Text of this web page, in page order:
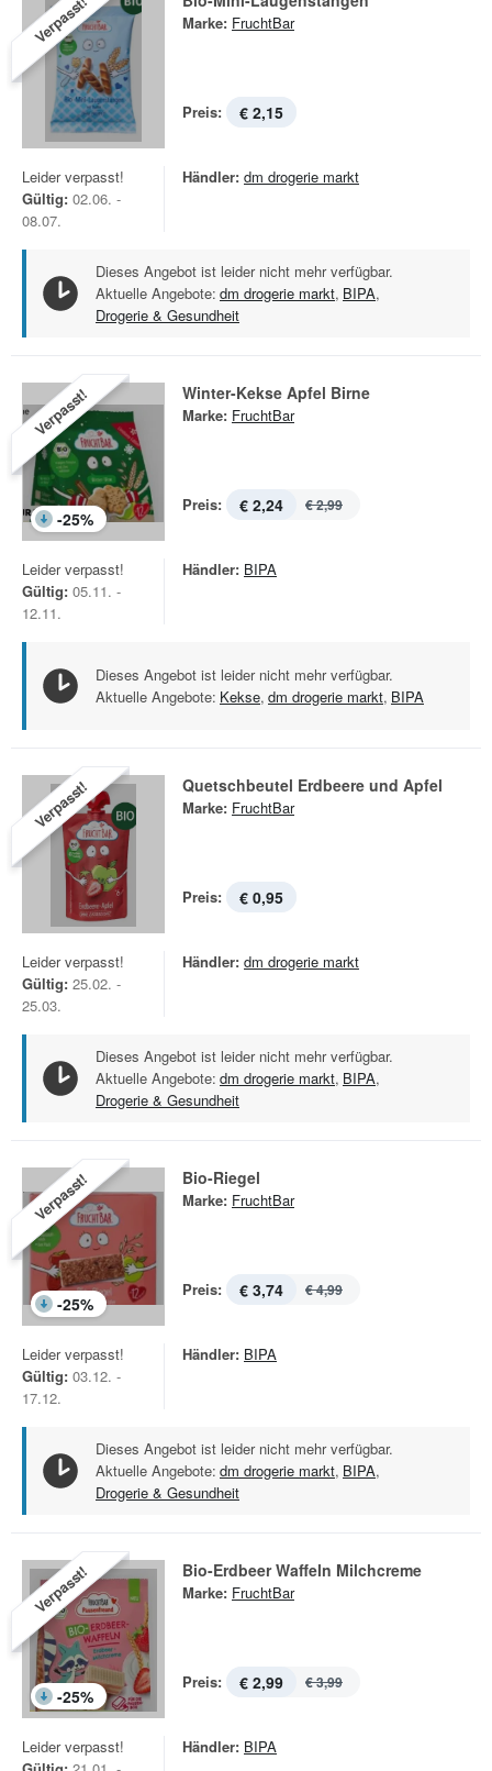
Verpasst! Marke: FruchtBar
Preis: € 2,15
Leider verpasst!
Gültig: 02.06. -
08.07.
Händler: dm drogerie markt
Dieses Angebot ist leider nicht mehr verfügbar.
Aktuelle Angebote: dm drogerie markt, BIPA,
Drogerie & Gesundheit
Verpasst!
-25%
Winter-Kekse Apfel Birne
Marke: FruchtBar
Preis: € 2,24 € 2,99
Leider verpasst!
Gültig: 05.11. -
12.11.
Händler: BIPA
Dieses Angebot ist leider nicht mehr verfügbar.
Aktuelle Angebote: Kekse, dm drogerie markt, BIPA
Verpasst! Quetschbeutel Erdbeere und Apfel
Marke: FruchtBar
Preis: € 0,95
Leider verpasst!
Gültig: 25.02. -
25.03.
Händler: dm drogerie markt
Dieses Angebot ist leider nicht mehr verfügbar.
Aktuelle Angebote: dm drogerie markt, BIPA,
Drogerie & Gesundheit
Verpasst!
-25%
Bio-Riegel
Marke: FruchtBar
Preis: € 3,74 € 4,99
Leider verpasst!
Gültig: 03.12. -
17.12.
Händler: BIPA
Dieses Angebot ist leider nicht mehr verfügbar.
Aktuelle Angebote: dm drogerie markt, BIPA,
Drogerie & Gesundheit
Verpasst!
-25%
Bio-Erdbeer Waffeln Milchcreme
Marke: FruchtBar
Preis: € 2,99 € 3,99
Leider verpasst!
Händler: BIPA